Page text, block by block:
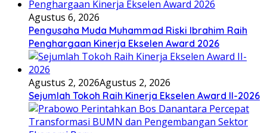
Agustus 6, 2026
Pengusaha Muda Muhammad Riski Ibrahim Raih
Penghargaan Kinerja Ekselen Award 2026
Agustus 2, 2026Agustus 2, 2026
Sejumlah Tokoh Raih Kinerja Ekselen Award II-2026